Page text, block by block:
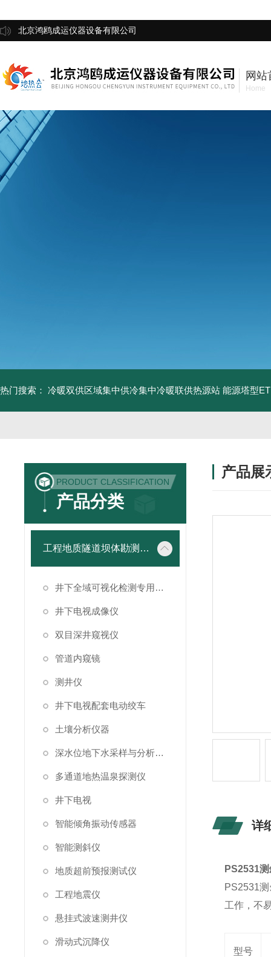
北京鸿鸥成运仪器设备有限公司
网站
Home
热门搜索： 冷暖双供区域集中供冷集中冷暖联供热源站 能源塔型
PRODUCT CLASSIFICATION
产品分类
工程地质隧道坝体勘测仪器
井下全域可视化检测专用成像设备
井下电视成像仪
双目深井窥视仪
管道内窥镜
测井仪
井下电视配套电动绞车
土壤分析仪器
深水位地下水采样与分析系统
多通道地热温泉探测仪
井下电视
智能倾角振动传感器
智能测斜仪
地质超前预报测试仪
工程地震仪
悬挂式波速测井仪
滑动式沉降仪
产品展
详
PS2531
PS2531
工作，不
型号